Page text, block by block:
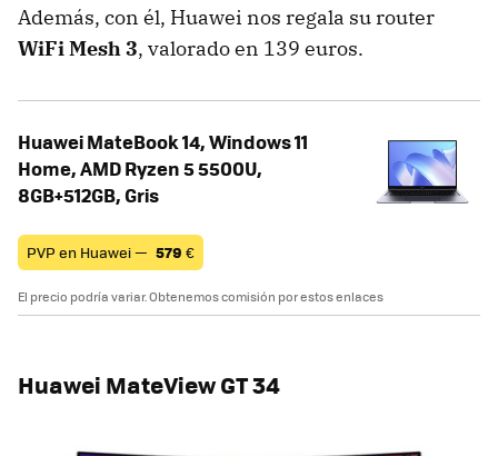
Además, con él, Huawei nos regala su router
WiFi Mesh 3, valorado en 139 euros.
Huawei MateBook 14, Windows 11
Home, AMD Ryzen 5 5500U,
8GB+512GB, Gris
PVP en Huawei — 579 €
El precio podría variar. Obtenemos comisión por estos enlaces
Huawei MateView GT 34